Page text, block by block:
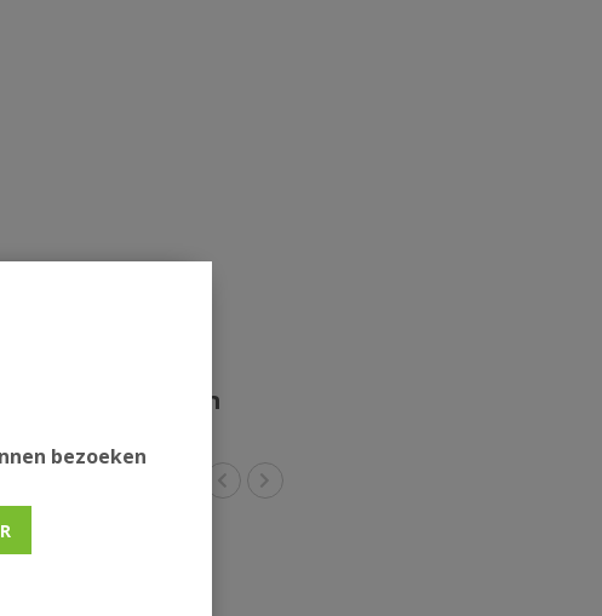
producten
bezoeken